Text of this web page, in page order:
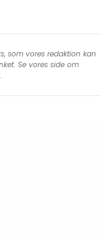
som vores redaktion kan
Se vores side om
.